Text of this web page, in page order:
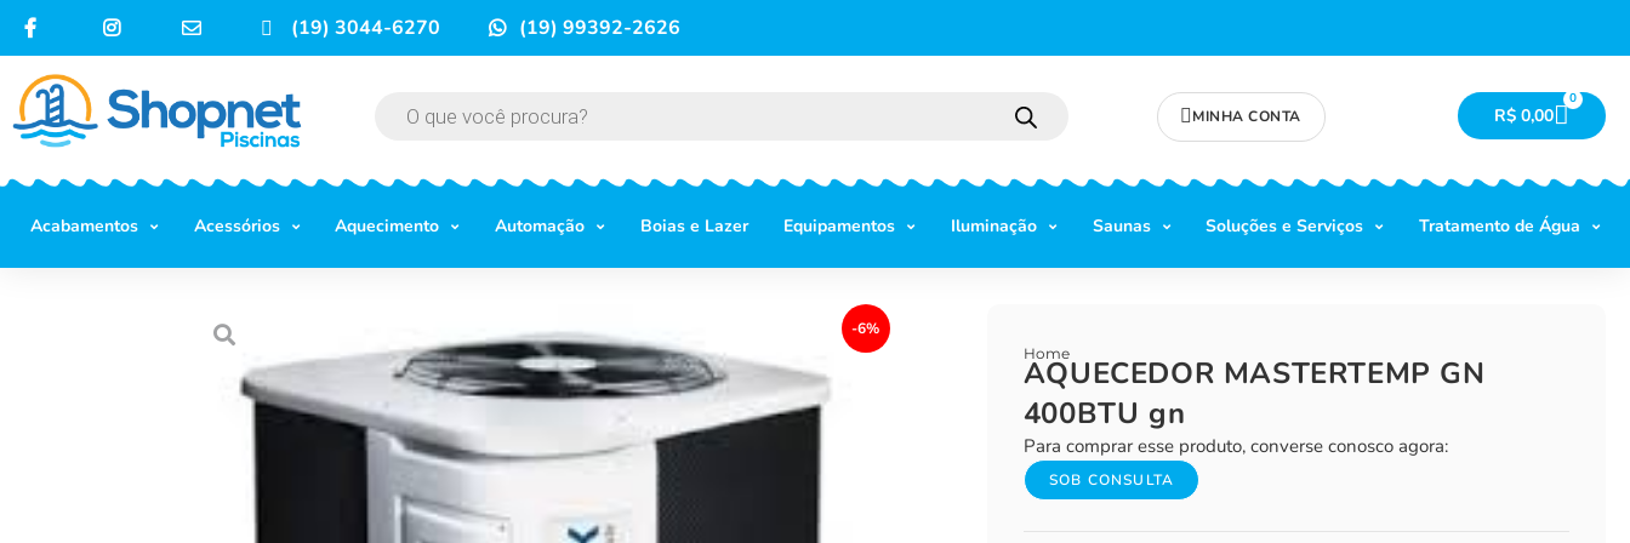
(19) 3044-6270 (19) 99392-2626
MINHA CONTA R$0,00
0
Acabamentos Acessórios Aquecimento Automação Boias e Lazer Equipamentos Iluminação Saunas Soluções e Serviços Tratamento de Água
-6%
Home
AQUECEDOR MASTERTEMP GN
400BTU gn
Para comprar esse produto, converse conosco agora:
SOB CONSULTA